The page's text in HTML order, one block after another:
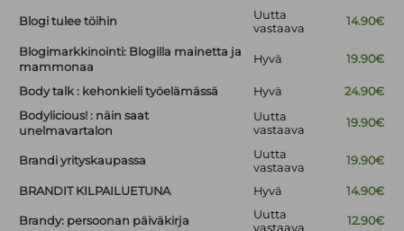
Blogi tulee töihin
Uutta
vastaava
14.90€
Blogimarkkinointi: Blogilla mainetta ja
mammonaa
Hyvä 19.90€
Body talk : kehonkieli työelämässä Hyvä
24.90€
Bodylicious! : näin saat
unelmavartalon
Uutta
vastaava
19.90€
Brandi yrityskaupassa
Uutta
vastaava
19.90€
BRANDIT KILPAILUETUNA Hyvä 14.90€
Brandy: persoonan päiväkirja
Uutta
vastaava
12.90€